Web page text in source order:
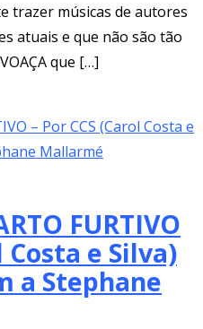
trazer músicas de autores
atuais e que não são tão
que […]
FURTIVO
Costa e Silva)
a Stephane